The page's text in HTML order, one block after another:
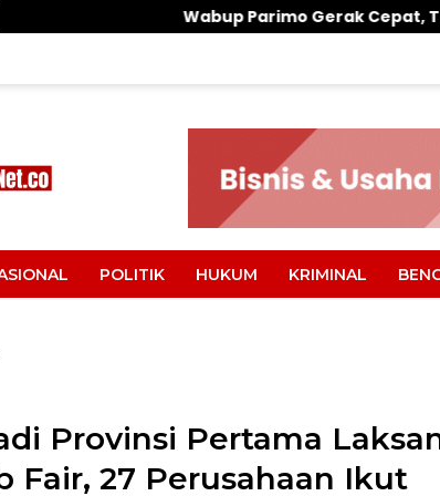
Wabup Parimo Gerak Cepat, Tangani Banjir di
POLITIK HUKUM KRIMINAL
Provinsi Pertama
Fair, 27 Perusahaan Ikut